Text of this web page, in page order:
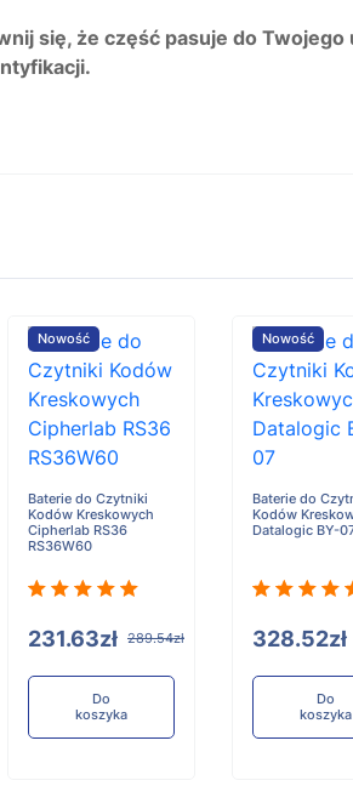
się, że część pasuje do
Nowość
Baterie do Czytniki
Kodów Kreskowych
Cipherlab RS36
RS36W60
231.63zł 289.54zł
Do
koszyka
Nowość
Baterie do
Kodów
Datalogic BY-
328.52zł
Do
koszyka